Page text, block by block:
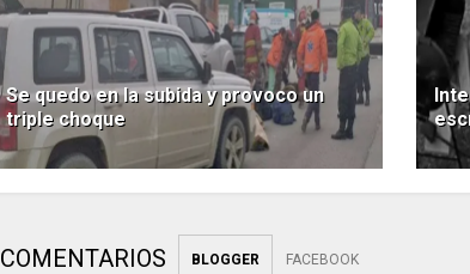
Se quedo en la subida y provoco un
triple choque
COMENTARIOS BLOGGER FACEBOOK